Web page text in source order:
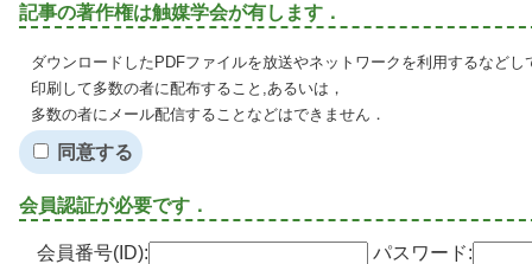
記事の著作権は触媒学会が有します．
ダウンロードしたPDFファイルを放送やネットワークを利用するなど
印刷して多数の者に配布すること,あるいは，
多数の者にメール配信することなどはできません．
同意する
会員認証が必要です．
会員番号(ID): パスワード: